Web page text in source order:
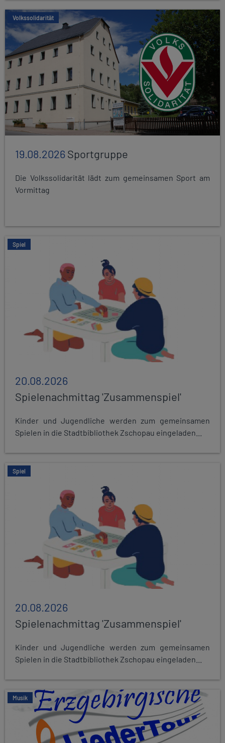
Volkssolidarität
19.08.2026Sportgruppe
Die Volkssolidarität lädt zum gemeinsamen Sport am
Vormittag
Spiel
20.08.2026
Spielenachmittag 'Zusammenspiel'
Kinder und Jugendliche werden zum gemeinsamen
Spielen in die Stadtbibliothek Zschopau eingeladen...
Spiel
20.08.2026
Spielenachmittag 'Zusammenspiel'
Kinder und Jugendliche werden zum gemeinsamen
Spielen in die Stadtbibliothek Zschopau eingeladen...
Musik